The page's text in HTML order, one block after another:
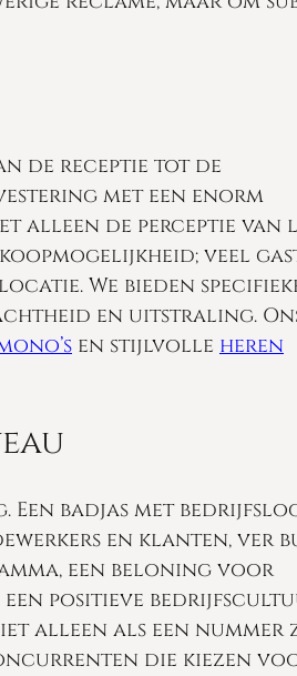
de receptie tot de
met een enorm
alleen de perceptie van
veel
We bieden
en uitstraling.
en stijlvolle heren
badjas met
en klanten, ver
een beloning voor
positieve
alleen als een nummer
die kiezen